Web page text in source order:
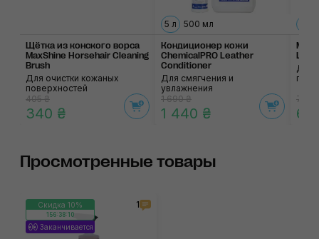
Щётка из конского ворса
MaxShine Horsehair Cleaning
Brush
Для очистки кожаных
поверхностей
405 ₴
340 ₴
5 л 500 мл
Кондиционер кожи
ChemicalPRO Leather
Conditioner
Для смягчения и
увлажнения
1 690 ₴
1 440 ₴
Light
Для
75 ₴
64
Просмотренные товары
Скидка 10%
156:38:10
Заканчивается
1